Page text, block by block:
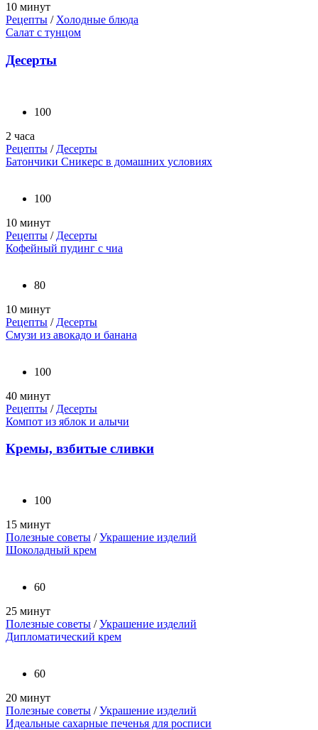
10 минут
Рецепты / Холодные блюда
Салат с тунцом
Десерты
100
2 часа
Рецепты / Десерты
Батончики Сникерс в домашних условиях
100
10 минут
Рецепты / Десерты
Кофейный пудинг с чиа
80
10 минут
Рецепты / Десерты
Смузи из авокадо и банана
100
40 минут
Рецепты / Десерты
Компот из яблок и алычи
Кремы, взбитые сливки
100
15 минут
Полезные советы /Украшение изделий
Шоколадный крем
60
25 минут
Полезные советы /Украшение изделий
Дипломатический крем
60
20 минут
Полезные советы /Украшение изделий
Идеальные сахарные печенья для росписи